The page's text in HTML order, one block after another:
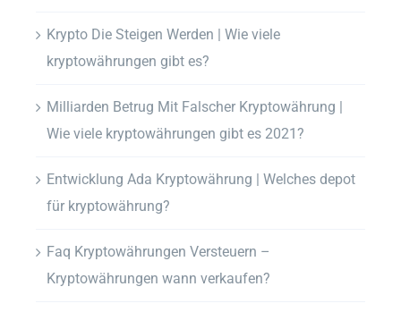
Krypto Die Steigen Werden | Wie viele
kryptowährungen gibt es?
Milliarden Betrug Mit Falscher Kryptowährung |
Wie viele kryptowährungen gibt es 2021?
Entwicklung Ada Kryptowährung | Welches depot
für kryptowährung?
Faq Kryptowährungen Versteuern –
Kryptowährungen wann verkaufen?